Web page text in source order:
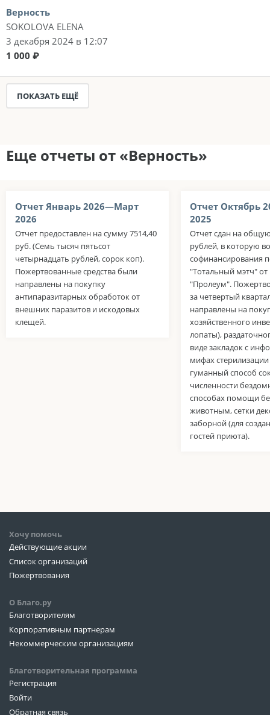
Верность
SOKOLOVA ELENA
3 декабря 2024 в 12:07
1 000 ₽
ПОКАЗАТЬ ЕЩЁ
Еще отчеты от «Верность»
Отчет Январь 2026—Март
2026
Отчет предоставлен на сумму 7514,40
руб. (Семь тысяч пятьсот
четырнадцать рублей, сорок коп).
Пожертвованные средства были
направлены на покупку
антипаразитарных обработок от
внешних паразитов и искодовых
клещей.
Отчет Октябрь
2025
Отчет сдан на
рублей, в которую
софинансирования
"Тотальный мэтч"
"Пролеум".
за четвертый
направлены на
хозяйственного
лопаты),
виде закладок с
мифах
гуманный способ
численности
способах помощи
животным, сетки
заборной (для
гостей приюта).
Хочу помочь
Действующие акции
Список организаций
Пожертвования
О Благо.ру
Благотворителям
Корпоративным партнерам
Некоммерческим организациям
Благотворительная программа
Регистрация
Войти
Обратная связь